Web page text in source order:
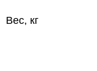
Вес, кг